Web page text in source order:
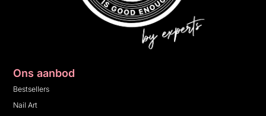
Ons aanbod
Bestsellers
Nail Art